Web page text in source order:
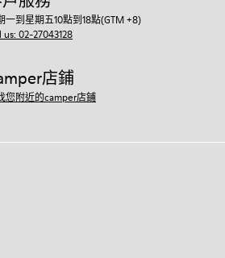
一到星期五10點到18點(GTM +8)
us: 02-27043128
店鋪
您附近的camper店鋪